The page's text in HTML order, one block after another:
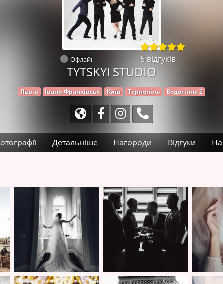
Офлайн 5 відгуків
TYTSKYI STUDIO
Львів Івано-Франківськ Київ Тернопіль Водогінна 2
Детальніше Нагороди Відгуки